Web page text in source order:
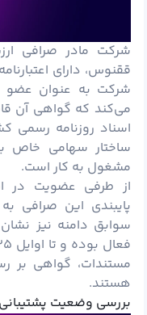
شرکت مادر صرافی
ققنوس، دارای
شرکت به عنوان عضو
می‌کند که گواهی آن
اسناد روزنامه
ساختار سهامی خاص
مشغول به کار است.
از طرفی عضویت در
پایبندی این صرافی
مستندات، گواهی بر
هستند.
بررسی وضعیت پشتیبانی